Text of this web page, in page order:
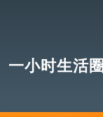
一小时生活圈